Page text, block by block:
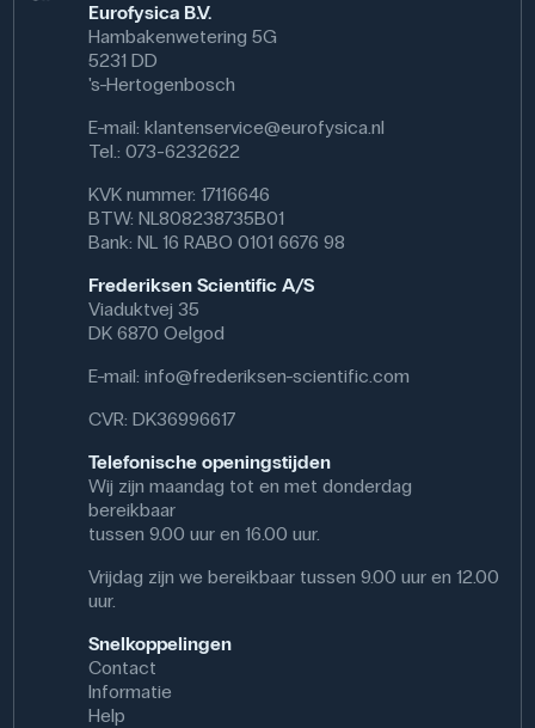
Eurofysica B.V.
Hambakenwetering 5G
5231 DD
's-Hertogenbosch
E-mail:klantenservice@eurofysica.nl
Tel.: 073-6232622
KVK nummer: 17116646
BTW: NL808238735B01
Bank: NL 16 RABO 0101 6676 98
Frederiksen Scientific A/S
Viaduktvej 35
DK 6870 Oelgod
E-mail:info@frederiksen-scientific.com
CVR: DK36996617
Telefonische openingstijden
Wij zijn maandag tot en met donderdag
bereikbaar
tussen 9.00 uur en 16.00 uur.
Vrijdag zijn we bereikbaar tussen 9.00 uur en 12.00
uur.
Snelkoppelingen
Contact
Informatie
Help